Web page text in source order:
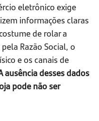
eletrônico exige
informações claras
de rolar a
Razão Social, o
e os canais de
ausência desses dados
pode não ser